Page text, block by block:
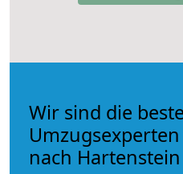
Wir sind die
nach Hartenstein